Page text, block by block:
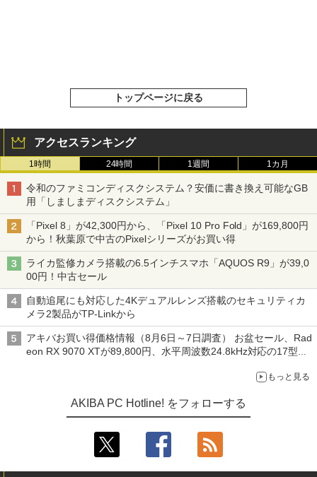
トップページに戻る
アクセスランキング
1時間 24時間 1週間 1カ月
令和のファミコンディスクシステム？安価に書き換え可能なGB
用「しましまディスクシステム」
「Pixel 8」が42,300円から、「Pixel 10 Pro Fold」が169,800円
から！秋葉原で中古のPixelシリーズがお買い得
ライカ監修カメラ搭載の6.5インチスマホ「AQUOS R9」が39,0
00円！中古セール
自動追尾にも対応した4Kデュアルレンズ搭載のセキュリティカ
メラ2製品がTP-Linkから
アキバお買い得価格情報（8月6日～7日調査） お盆セール、Rad
eon RX 9070 XTが89,800円、水平周波数24.8kHz対応の17型モ
もっと見る
AKIBA PC Hotline! をフォローする